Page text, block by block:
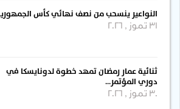
النواعير ينسحب من نصف نهائي كأس الجمهورية
31 تموز , 2026
ثنائية عمار رمضان تمهد خطوة لدونايسكا في
دوري المؤتمر…
30 تموز , 2026